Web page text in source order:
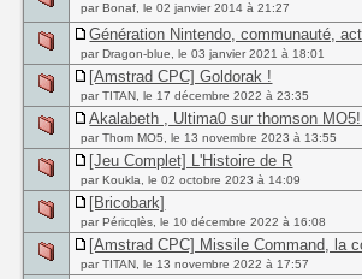
par Bonaf, le 02 janvier 2014 à 21:27
Génération Nintendo, communauté,
par Dragon-blue, le 03 janvier 2021 à 18:01
[Amstrad CPC] Goldorak !
par TITAN, le 17 décembre 2022 à 23:35
Akalabeth , Ultima0 sur thomson
par Thom MO5, le 13 novembre 2023 à 13:55
[Jeu Complet] L'Histoire de R
par Koukla, le 02 octobre 2023 à 14:09
[Bricobark]
par Péricqlès, le 10 décembre 2022 à 16:08
[Amstrad CPC] Missile Command, la
par TITAN, le 13 novembre 2022 à 17:57